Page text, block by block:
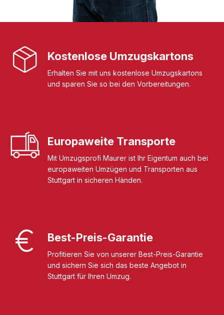
Kostenlose Umzugskartons
Erhalten Sie mit uns kostenlose Umzugskartons
und sparen Sie so bei den Vorbereitungen.
Europaweite Transporte
Mit Umzugsprofi Maurer ist Ihr Eigentum auch bei
europaweiten Umzügen und Transporten aus
Stuttgart in sicheren Händen.
Best-Preis-Garantie
Profitieren Sie von unserer Best-Preis-Garantie
und sichern Sie sich das beste Angebot in
Stuttgart für Ihren Umzug.